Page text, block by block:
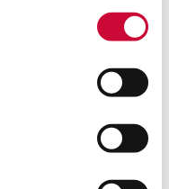
Weapon number: 01403.
tight and functional
news and offers